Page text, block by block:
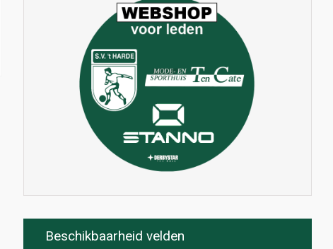
Beschikbaarheid velden